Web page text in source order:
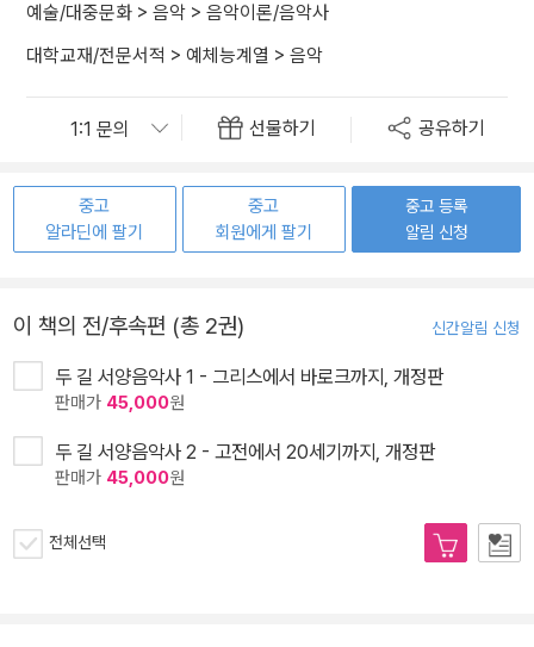
예술/대중문화 > 음악 > 음악이론/음악사
대학교재/전문서적 > 예체능계열 > 음악
선물하기 공유하기
중고
알라딘에 팔기
중고
회원에게 팔기
중고 등록
알림 신청
이 책의 전/후속편 (총 2권) 신간알림 신청
두 길 서양음악사 1 - 그리스에서 바로크까지, 개정판
판매가 45,000원
두 길 서양음악사 2 - 고전에서 20세기까지, 개정판
판매가 45,000원
전체선택